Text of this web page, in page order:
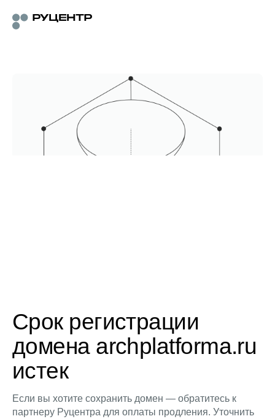
Срок регистрации
домена archplatforma.ru
истек
Если вы хотите сохранить домен — обратитесь к
партнеру Руцентра для оплаты продления. Уточнить